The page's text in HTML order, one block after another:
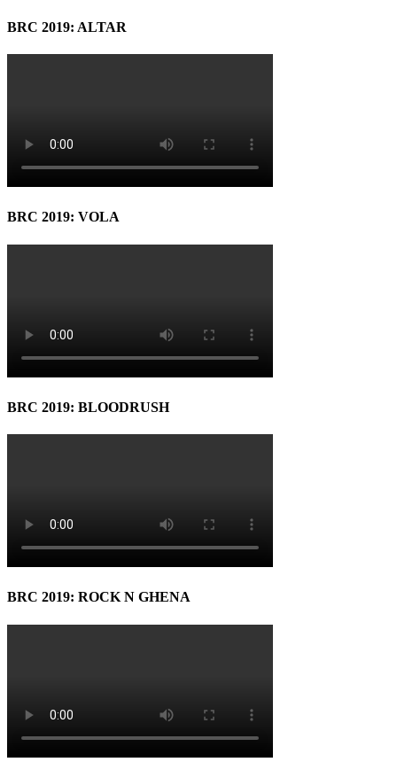
BRC 2019: ALTAR
BRC 2019: VOLA
BRC 2019: BLOODRUSH
BRC 2019: ROCK N GHENA